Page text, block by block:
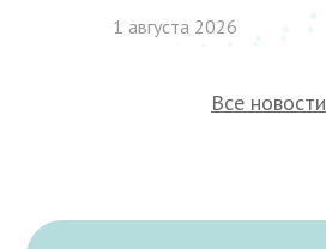
1 августа 2026
Все новости